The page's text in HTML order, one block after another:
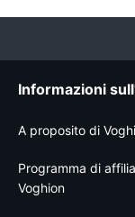
Informazioni
A proposito di
Programma di
Voghion